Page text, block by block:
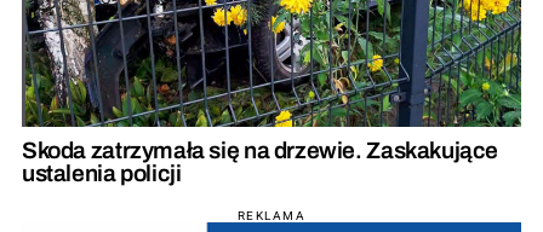
Skoda zatrzymała się na drzewie. Zaskakujące
ustalenia policji
REKLAMA